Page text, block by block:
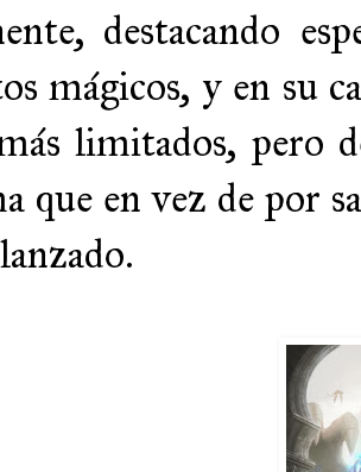
destacando
mágicos, y en su
limitados, pero
que en vez de por